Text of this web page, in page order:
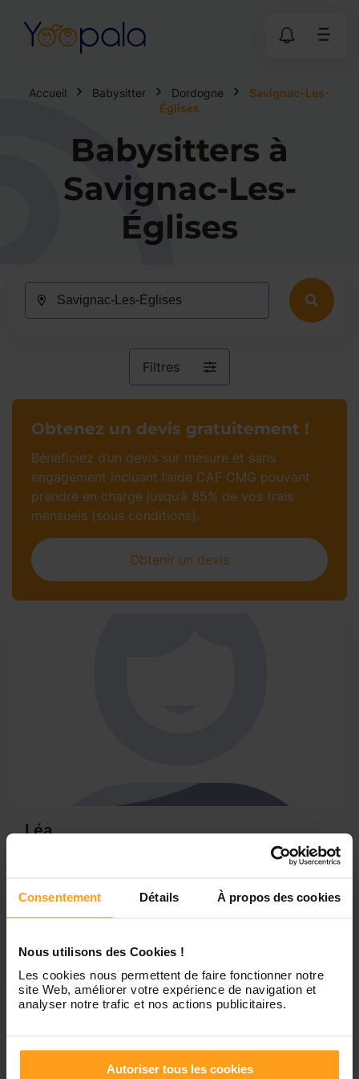
Consentement Détails À propos des cookies
Nous utilisons des Cookies !
Les cookies nous permettent de faire fonctionner notre
site Web, améliorer votre expérience de navigation et
analyser notre trafic et nos actions publicitaires.
Autoriser tous les cookies
Accueil Babysitter Dordogne
Savignac-Les-
Églises
Babysitters à
Savignac-Les-
Églises
Filtres
Léa
Bonjour, je me suis inscrite sur Yoopala car j'aime
beaucoup les enfants et je souhaite proposer mes services
A...
Obtenez un devis gratuitement !
Bénéficiez d’un devis sur mesure et sans
engagement incluant l’aide CAF CMG pouvant
prendre en charge jusqu’à 85% de vos frais
mensuels (sous conditions).
Obtenir un devis